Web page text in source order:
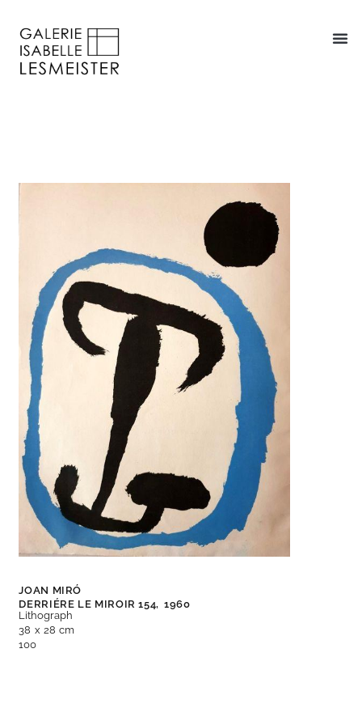
JOAN MIRÓ
DERRIÉRE LE MIROIR 154, 1960
Lithograph
38 x 28 cm
100